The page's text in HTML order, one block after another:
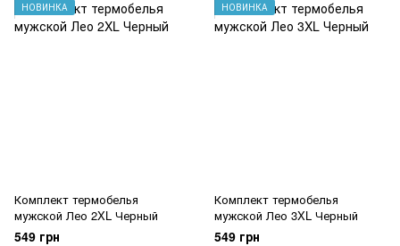
НОВИНКА
Комплект термобелья
мужской Лео 2XL Черный
549 грн
НОВИНКА
Комплект термобелья
мужской Лео 3XL Черный
549 грн